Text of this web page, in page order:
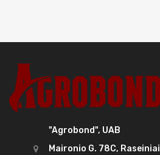
"Agrobond", UAB
Maironio G. 78C, Raseiniai